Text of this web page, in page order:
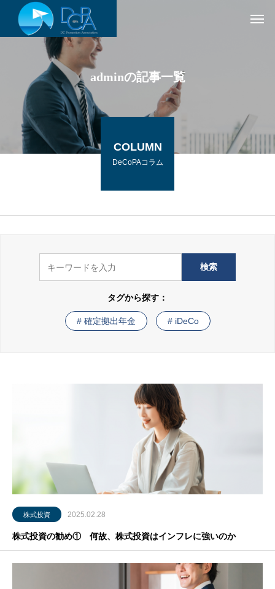
DCの普及で未来をツクル。
adminの記事一覧
COLUMN
DeCoPAコラム
タグから探す：
# 確定拠出年金 # iDeCo
株式投資 2025.02.28
株式投資の勧め① 何故、株式投資はインフレに強いのか